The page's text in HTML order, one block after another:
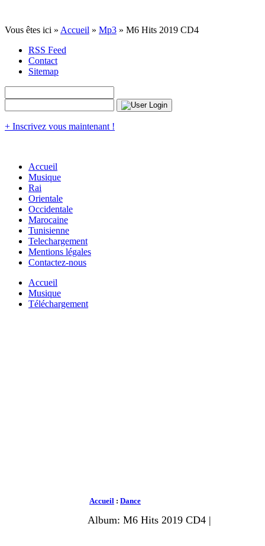
Vous êtes ici » Accueil » Mp3 » M6 Hits 2019 CD4
RSS Feed
Contact
Sitemap
+ Inscrivez vous maintenant !
Accueil
Musique
Rai
Orientale
Occidentale
Marocaine
Tunisienne
Telechargement
Mentions légales
Contactez-nous
Accueil
Musique
Téléchargement
Accueil : Dance
Album: M6 Hits 2019 CD4 |